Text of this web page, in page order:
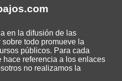
.com
en la difusión de las
todo promueve la
públicos. Para cada
hace referencia a los enlaces
no realizamos la